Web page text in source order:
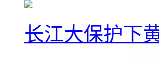
长江大保护下